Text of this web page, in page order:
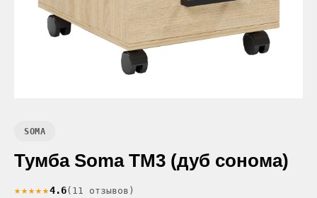
SOMA
Тумба Soma ТМ3 (дуб сонома)
★★★★★4.6(11 отзывов)